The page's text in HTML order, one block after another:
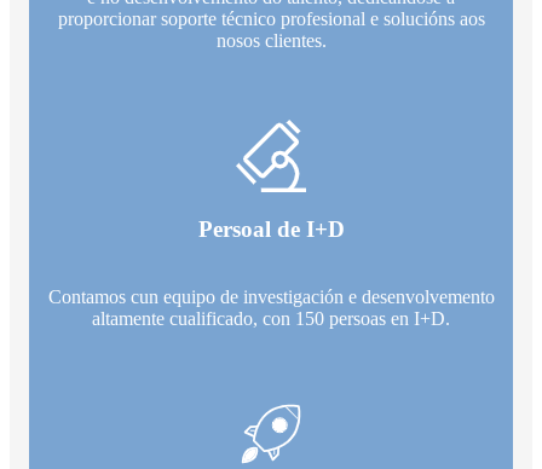
proporcionar soporte técnico profesional e solucións aos
nosos clientes.
Persoal de I+D
Contamos cun equipo de investigación e desenvolvemento
altamente cualificado, con 150 persoas en I+D.